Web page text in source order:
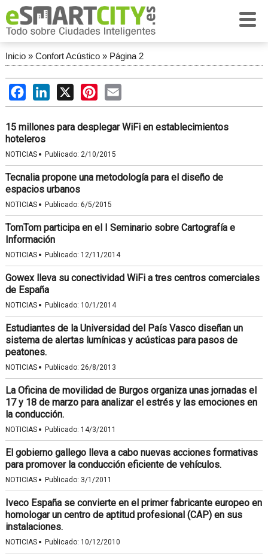
Inicio» Confort Acústico» Página 2
FacebookLinkedIn
X PinterestEmail
15 millones para desplegar WiFi en establecimientos
hoteleros
NOTICIAS · Publicado: 2/10/2015
Tecnalia propone una metodología para el diseño de
espacios urbanos
NOTICIAS · Publicado: 6/5/2015
TomTom participa en el I Seminario sobre Cartografía e
Información
NOTICIAS · Publicado: 12/11/2014
Gowex lleva su conectividad WiFi a tres centros comerciales
de España
NOTICIAS · Publicado: 10/1/2014
Estudiantes de la Universidad del País Vasco diseñan un
sistema de alertas lumínicas y acústicas para pasos de
peatones.
NOTICIAS · Publicado: 26/8/2013
La Oficina de movilidad de Burgos organiza unas jornadas el
17 y 18 de marzo para analizar el estrés y las emociones en
la conducción.
NOTICIAS · Publicado: 14/3/2011
El gobierno gallego lleva a cabo nuevas acciones formativas
para promover la conducción eficiente de vehículos.
NOTICIAS · Publicado: 3/1/2011
Iveco España se convierte en el primer fabricante europeo en
homologar un centro de aptitud profesional (CAP) en sus
instalaciones.
NOTICIAS · Publicado: 10/12/2010